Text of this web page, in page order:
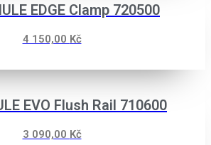
EDGE Clamp 720500
4 150,00 Kč
EVO Flush Rail 710600
3 090,00 Kč